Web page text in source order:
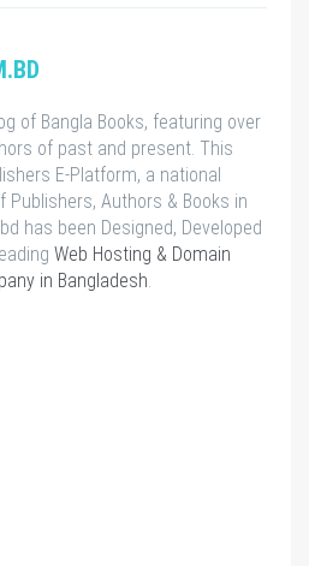
of Bangla Books, featuring over
of past and present. This
E-Platform, a national
Publishers, Authors & Books in
has been Designed, Developed
Web Hosting & Domain
in Bangladesh.